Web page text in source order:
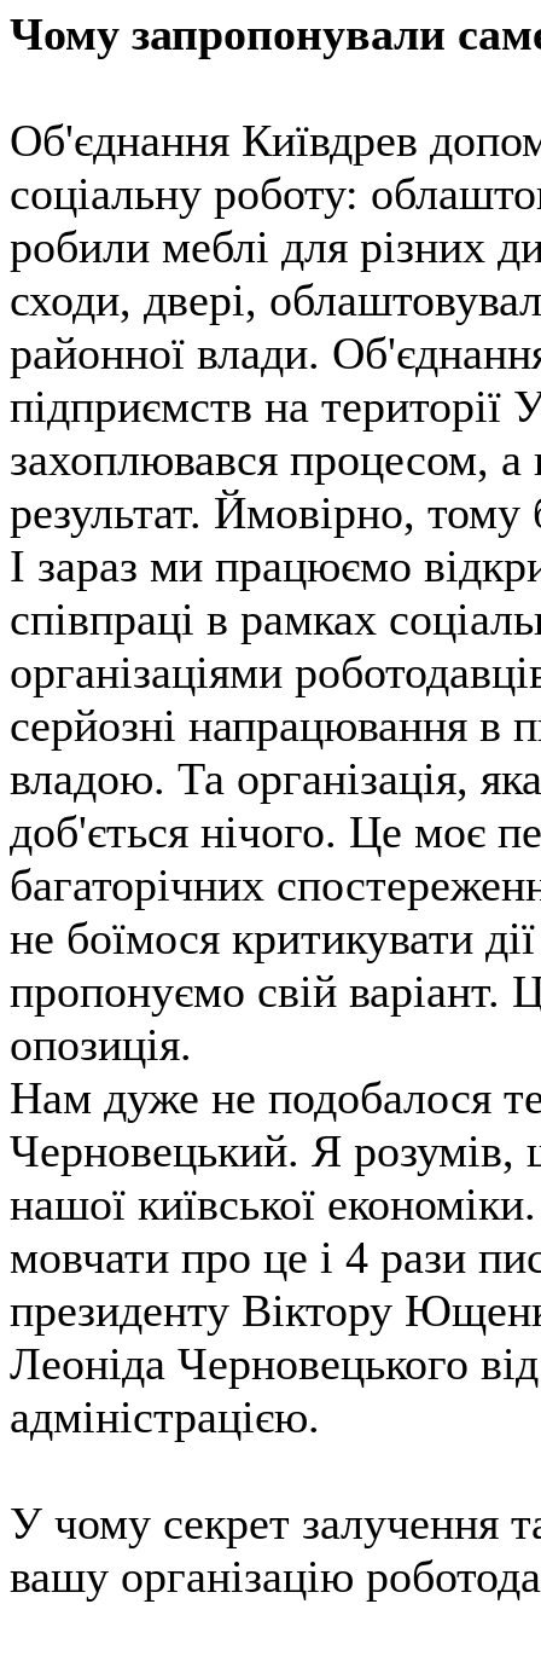
Чому запропонували
Об'єднання Київдрев
соціальну роботу:
робили меблі для різних
сходи, двері,
районної влади.
підприємств на території
захоплювався процесом, а
результат. Ймовірно,
І зараз ми працюємо
співпраці в рамках
організаціями
серйозні напрацювання в
владою. Та організація,
доб'ється нічого. Це моє
багаторічних
не боїмося критикувати
пропонуємо свій варіант.
опозиція.
Нам дуже не подобалося
Черновецький. Я розумів,
нашої київської
мовчати про це і 4 рази
президенту Віктору
Леоніда Черновецького
адміністрацією.
У чому секрет залучення
вашу організацію